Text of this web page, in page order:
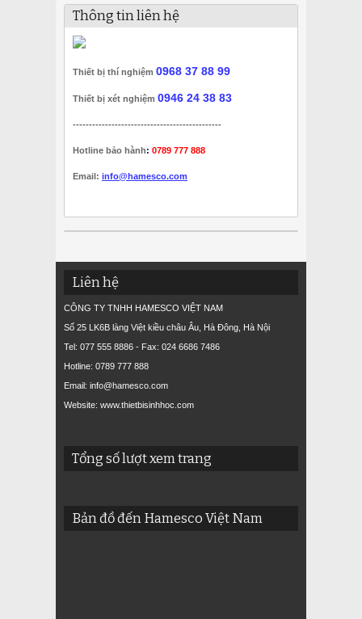
Thông tin liên hệ
Thiết bị thí nghiệm 0968 37 88 99
Thiết bị xét nghiệm 0946 24 38 83
----------------------------------------------
Hotline bảo hành: 0789 777 888
Email: info@hamesco.com
Liên hệ
CÔNG TY TNHH HAMESCO VIỆT NAM
Số 25 LK6B làng Việt kiều châu Âu, Hà Đông, Hà Nội
Tel: 077 555 8886 - Fax: 024 6686 7486
Hotline: 0789 777 888
Email: info@hamesco.com
Website: www.thietbisinhhoc.com
Tổng số lượt xem trang
Bản đồ đến Hamesco Việt Nam